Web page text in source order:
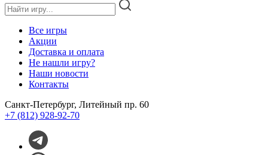
Все игры
Акции
Доставка и оплата
Не нашли игру?
Наши новости
Контакты
Санкт-Петербург, Литейный пр. 60
+7 (812) 928-92-70